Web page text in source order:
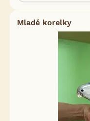
Mladé korelky